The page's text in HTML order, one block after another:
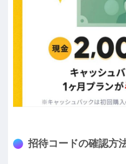
招待コードの確認方